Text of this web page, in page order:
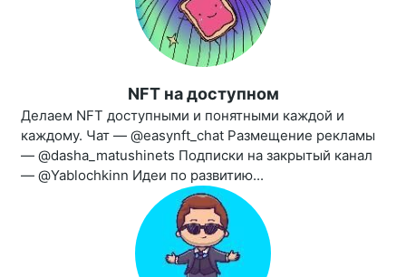
NFT на доступном
Делаем NFT доступными и понятными каждой и
каждому. Чат — @easynft_chat Размещение рекламы
— @dasha_matushinets Подписки на закрытый канал
— @Yablochkinn Идеи по развитию...